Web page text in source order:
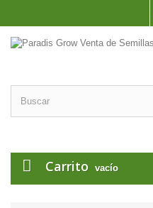
Carrito vacío